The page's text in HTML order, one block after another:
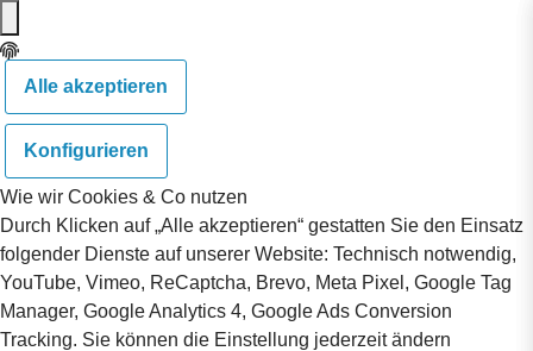
Alle akzeptieren
Konfigurieren
Wie wir Cookies & Co nutzen
Durch Klicken auf „Alle akzeptieren“ gestatten Sie den Einsatz
folgender Dienste auf unserer Website: Technisch notwendig,
YouTube, Vimeo, ReCaptcha, Brevo, Meta Pixel, Google Tag
Manager, Google Analytics 4, Google Ads Conversion
Tracking. Sie können die Einstellung jederzeit ändern